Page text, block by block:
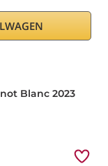
Blanc 2023